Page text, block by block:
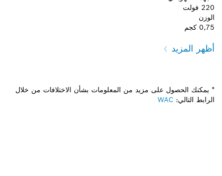
220 فولت
الوزن
0,75 كجم
أظهر المزيد
* يمكنك الحصول على مزيد من المعلومات بشأن الاختلافات من خلال
الرابط التالي: WAC